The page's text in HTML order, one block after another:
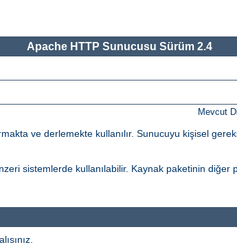
Apache HTTP Sunucusu Sürüm 2.4
Mevcut
ve derlemekte kullanılır. Sunucuyu kişisel
sistemlerde kullanılabilir. Kaynak paketinin diğer